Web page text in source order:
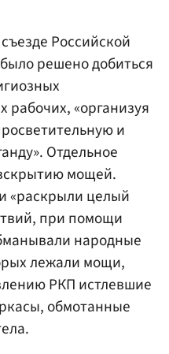
Российской
решено добиться
рабочих, «организуя
и
Отдельное
мощей.
«раскрыли целый
при помощи
народные
лежали мощи,
РКП истлевшие
обмотанные